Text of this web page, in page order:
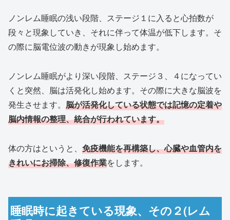
ノンレム睡眠の浅い段階、ステージ１に入ると心拍数が
段々と現象していき、それに伴って体温が低下します。そ
の際に脳電位波の動きが現象し始めます。
ノンレム睡眠がより深い段階、ステージ３、４になってい
くと突然、脳は活発化し始めます。その際に大きな脳波を
発生させます。 脳が活発化している状態では記憶の定着や
脳内情報の整理、統合が行われています。
体の方はというと、 免疫機能を再構築し、心臓や血管内を
きれいにお掃除、修復作業をします。
睡眠時に起きている現象、その２(レム